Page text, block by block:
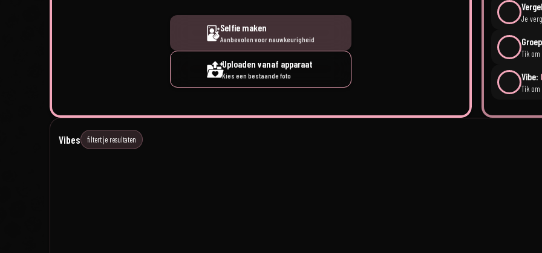
Selfie maken
Aanbevolen voor nauwkeurigheid
Uploaden vanaf apparaat
Kies een bestaande foto
Je
Tik
Vibe:
Tik
Vibes filtert je resultaten
SM Visuals